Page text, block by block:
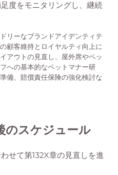
度をモニタリングし、継続
リーなブランドアイデンティテ
顧客維持とロイヤルティ向上に
アウトの見直し、屋外席やペッ
への基本的なペットマナー研
備、賠償責任保険の強化検討な
のスケジュール
せて第132X章の見直しを進